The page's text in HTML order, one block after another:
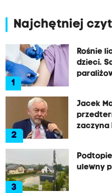
Najchętniej
1
Rośnie
dzieci.
2
Jacek
zaczyna
3
ulewny